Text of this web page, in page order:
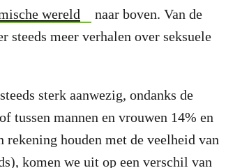
wereld
naar boven. Van de
meer verhalen over seksuele
sterk aanwezig, ondanks de
tussen mannen en vrouwen 14% en
houden met de veelheid van
komen we uit op een verschil van